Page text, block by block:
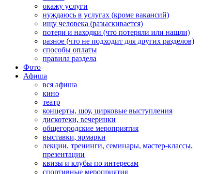
окажу услуги
нуждаюсь в услугах (кроме вакансий)
ищу человека (разыскивается)
потери и находки (что потеряли или нашли)
разное (что не подходит для других разделов)
способы оплаты
правила раздела
Фото
Афиша
вся афиша
кино
театр
концерты, шоу, цирковые выступления
дискотеки, вечеринки
общегородские мероприятия
выставки, ярмарки
лекции, тренинги, семинары, мастер-классы,
презентации
квизы и клубы по интересам
спортивные мероприятия